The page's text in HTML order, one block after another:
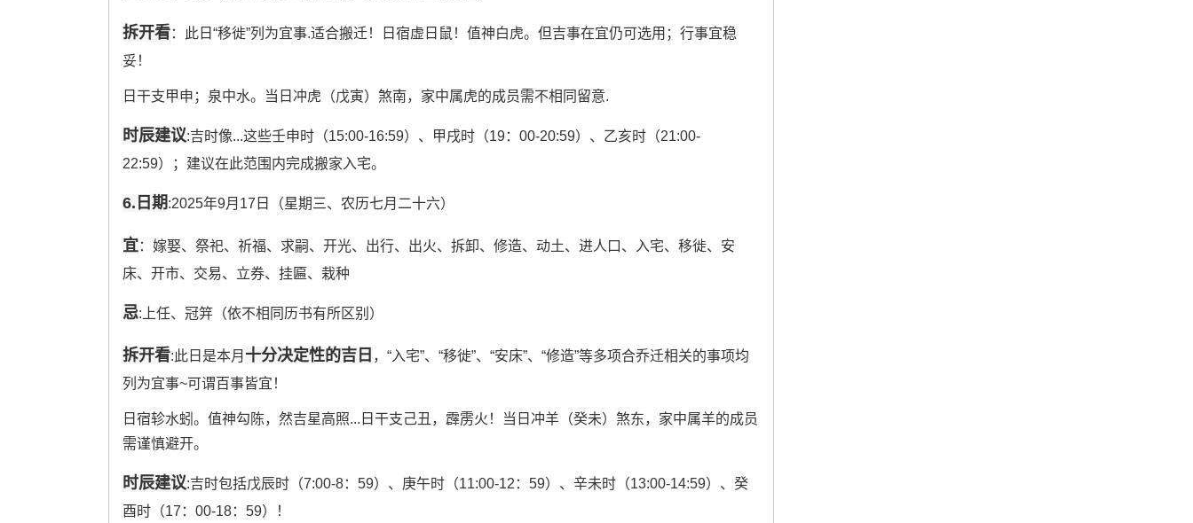
拆开看：此日“移徙”列为宜事.适合搬迁！日宿虚日鼠！值神白虎。但吉事在宜仍可选用；行事宜稳
妥！
日干支甲申；泉中水。当日冲虎（戊寅）煞南，家中属虎的成员需不相同留意.
时辰建议:吉时像...这些壬申时（15:00-16:59）、甲戌时（19：00-20:59）、乙亥时（21:00-
22:59）；建议在此范围内完成搬家入宅。
6.日期:2025年9月17日（星期三、农历七月二十六）
宜：嫁娶、祭祀、祈福、求嗣、开光、出行、出火、拆卸、修造、动土、进人口、入宅、移徙、安
床、开市、交易、立券、挂匾、栽种
忌:上任、冠笄（依不相同历书有所区别）
拆开看:此日是本月 十分决定性的吉日 ，“入宅”、“移徙”、“安床”、“修造”等多项合乔迁相关的事项均
列为宜事~可谓百事皆宜！
日宿轸水蚓。值神勾陈，然吉星高照...日干支己丑，霹雳火！当日冲羊（癸未）煞东，家中属羊的成员
需谨慎避开。
时辰建议:吉时包括戊辰时（7:00-8：59）、庚午时（11:00-12：59）、辛未时（13:00-14:59）、癸
酉时（17：00-18：59）！